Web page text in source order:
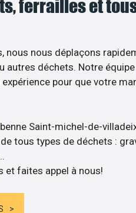
ferrailles et
nous nous déplaçons
autres déchets. Notre
pour que votre
Saint-michel-de-
tous types de déchets :
et faites appel à nous!